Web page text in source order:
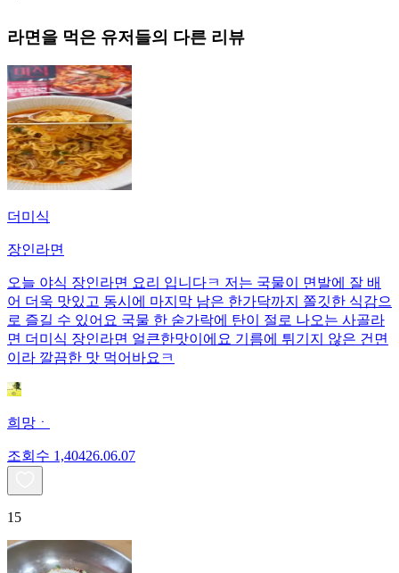
라면 을 먹은 유저들의 다른 리뷰
더미식
장인라면
오늘 야식 장인라면 요리 입니다ㅋ 저는 국물이 면발에 잘 배
어 더욱 맛있고 동시에 마지막 남은 한가닥까지 쫄깃한 식감으
로 즐길 수 있어요 국물 한 숟가락에 탄이 절로 나오는 사골라
면 더미식 장인라면 얼큰한맛이에요 기름에 튀기지 않은 건면
이라 깔끔한 맛 먹어바요ㅋ
희망ㆍ
조회수 1,40426.06.07
15